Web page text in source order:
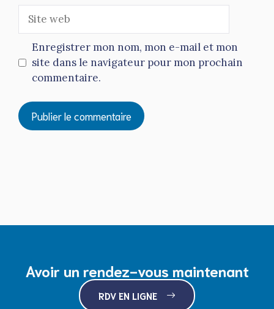
web
Enregistrer mon nom, mon e-mail et mon
site dans le navigateur pour mon prochain
commentaire.
Avoir un rendez-vous maintenant
RDV EN LIGNE